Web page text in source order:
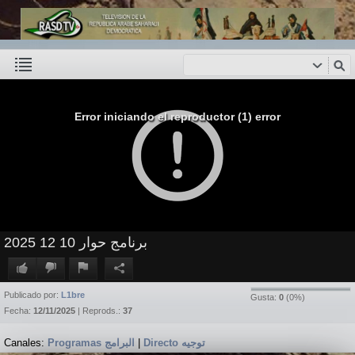
Error iniciando el reproductor (1) error
برنامج حوار 10 12 2025
Gusta: 0 (0%)
Publicado por: L1bre
Fecha: 12/11/2025 | Reprods.: 37
Canales: Programas البرامج Directo توجيه